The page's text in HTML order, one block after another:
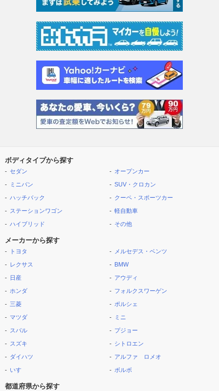
ボディタイプから探す
セダン
ミニバン
ハッチバック
ステーションワゴン
ハイブリッド
オープンカー
SUV・クロカン
クーペ・スポーツカー
軽自動車
その他
メーカーから探す
トヨタ
レクサス
日産
ホンダ
三菱
マツダ
スバル
スズキ
ダイハツ
いすゞ
メルセデス・ベンツ
BMW
アウディ
フォルクスワーゲン
ポルシェ
ミニ
プジョー
シトロエン
アルファ ロメオ
ボルボ
都道府県から探す